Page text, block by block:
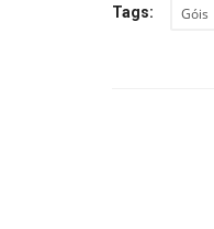
Tags: Góis